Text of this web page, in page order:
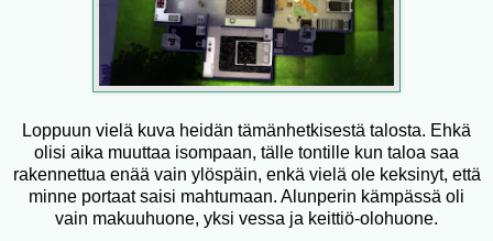
Loppuun vielä kuva heidän tämänhetkisestä talosta. Ehkä
olisi aika muuttaa isompaan, tälle tontille kun taloa saa
rakennettua enää vain ylöspäin, enkä vielä ole keksinyt, että
minne portaat saisi mahtumaan. Alunperin kämpässä oli
vain makuuhuone, yksi vessa ja keittiö-olohuone.